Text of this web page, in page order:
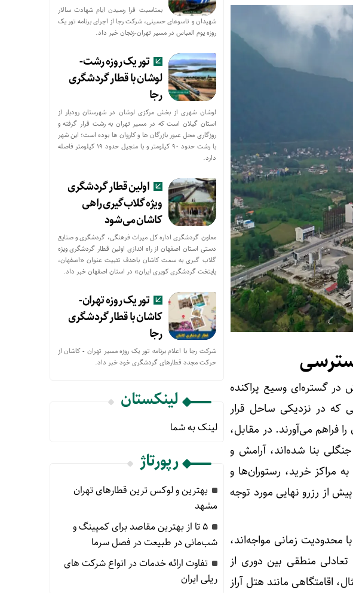
در گستره‌ای وسیع پراکنده
که در نزدیکی ساحل قرار
فراهم می‌آورند. در مقابل،
بنا شده‌اند، آرامش و
مراکز خرید، رستوران‌ها و
از رزرو نهایی مورد توجه
محدودیت زمانی مواجه‌اند،
منطقی بین دوری از
اقامتگاهی مانند هتل آراز
بمناسبت فرا رسیدن ایام شهادت سالار
شهیدان و تاسوعای حسینی، شرکت رجا از اجرای برنامه تور یک
روزه یوم العباس در مسیر تهران-زنجان خبر داد.
تور یک روزه رشت-
لوشان با قطار گردشگری
رجا
لوشان شهری از بخش مرکزی لوشان در شهرستان رودبار از
استان گیلان است که در مسیر تهران به رشت قرار گرفته و
روزگاری محل عبور بازرگان ها و کاروان ها بوده است؛ این شهر
با رشت حدود ۹۰ کیلومتر و با منجیل حدود ۱۹ کیلومتر فاصله
دارد.
اولین قطار گردشگری
ویژه گلاب‌گیری راهی
کاشان می‌شود
معاون گردشگری اداره کل میراث فرهنگی، گردشگری و صنایع
دستی استان اصفهان از راه اندازی اولین قطار گردشگری ویژه
گلاب گیری به سمت کاشان باهدف تثبیت عنوان «اصفهان،
پایتخت گردشگری کویری ایران» در استان اصفهان خبر داد.
تور یک روزه تهران-
کاشان با قطار گردشگری
رجا
شرکت رجا با اعلام برنامه تور یک روزه مسیر تهران - کاشان از
حركت مجدد قطارهای گردشگری خود خبر داد.
لینکستان
لینک به شما
رپورتاژ
بهترین و لوکس ترین قطارهای تهران
مشهد
۵ تا از بهترین مقاصد برای کمپینگ و
شب‌مانی در طبیعت در فصل سرما
تفاوت ارائه خدمات در انواع شرکت های
ریلی ایران